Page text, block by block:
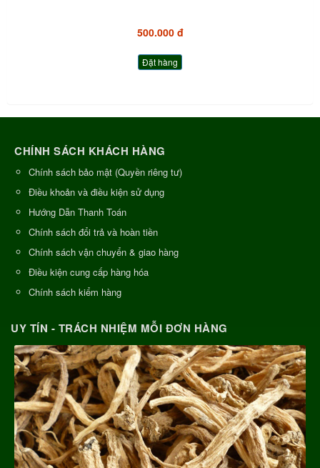
500.000 đ
Đặt hàng
CHÍNH SÁCH KHÁCH HÀNG
Chính sách bảo mật (Quyền riêng tư)
Điều khoản và điều kiện sử dụng
Hướng Dẫn Thanh Toán
Chính sách đổi trả và hoàn tiền
Chính sách vận chuyển & giao hàng
Điều kiện cung cấp hàng hóa
Chính sách kiểm hàng
UY TÍN - TRÁCH NHIỆM MỖI ĐƠN HÀNG